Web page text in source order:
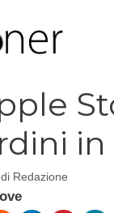
in
di Redazione